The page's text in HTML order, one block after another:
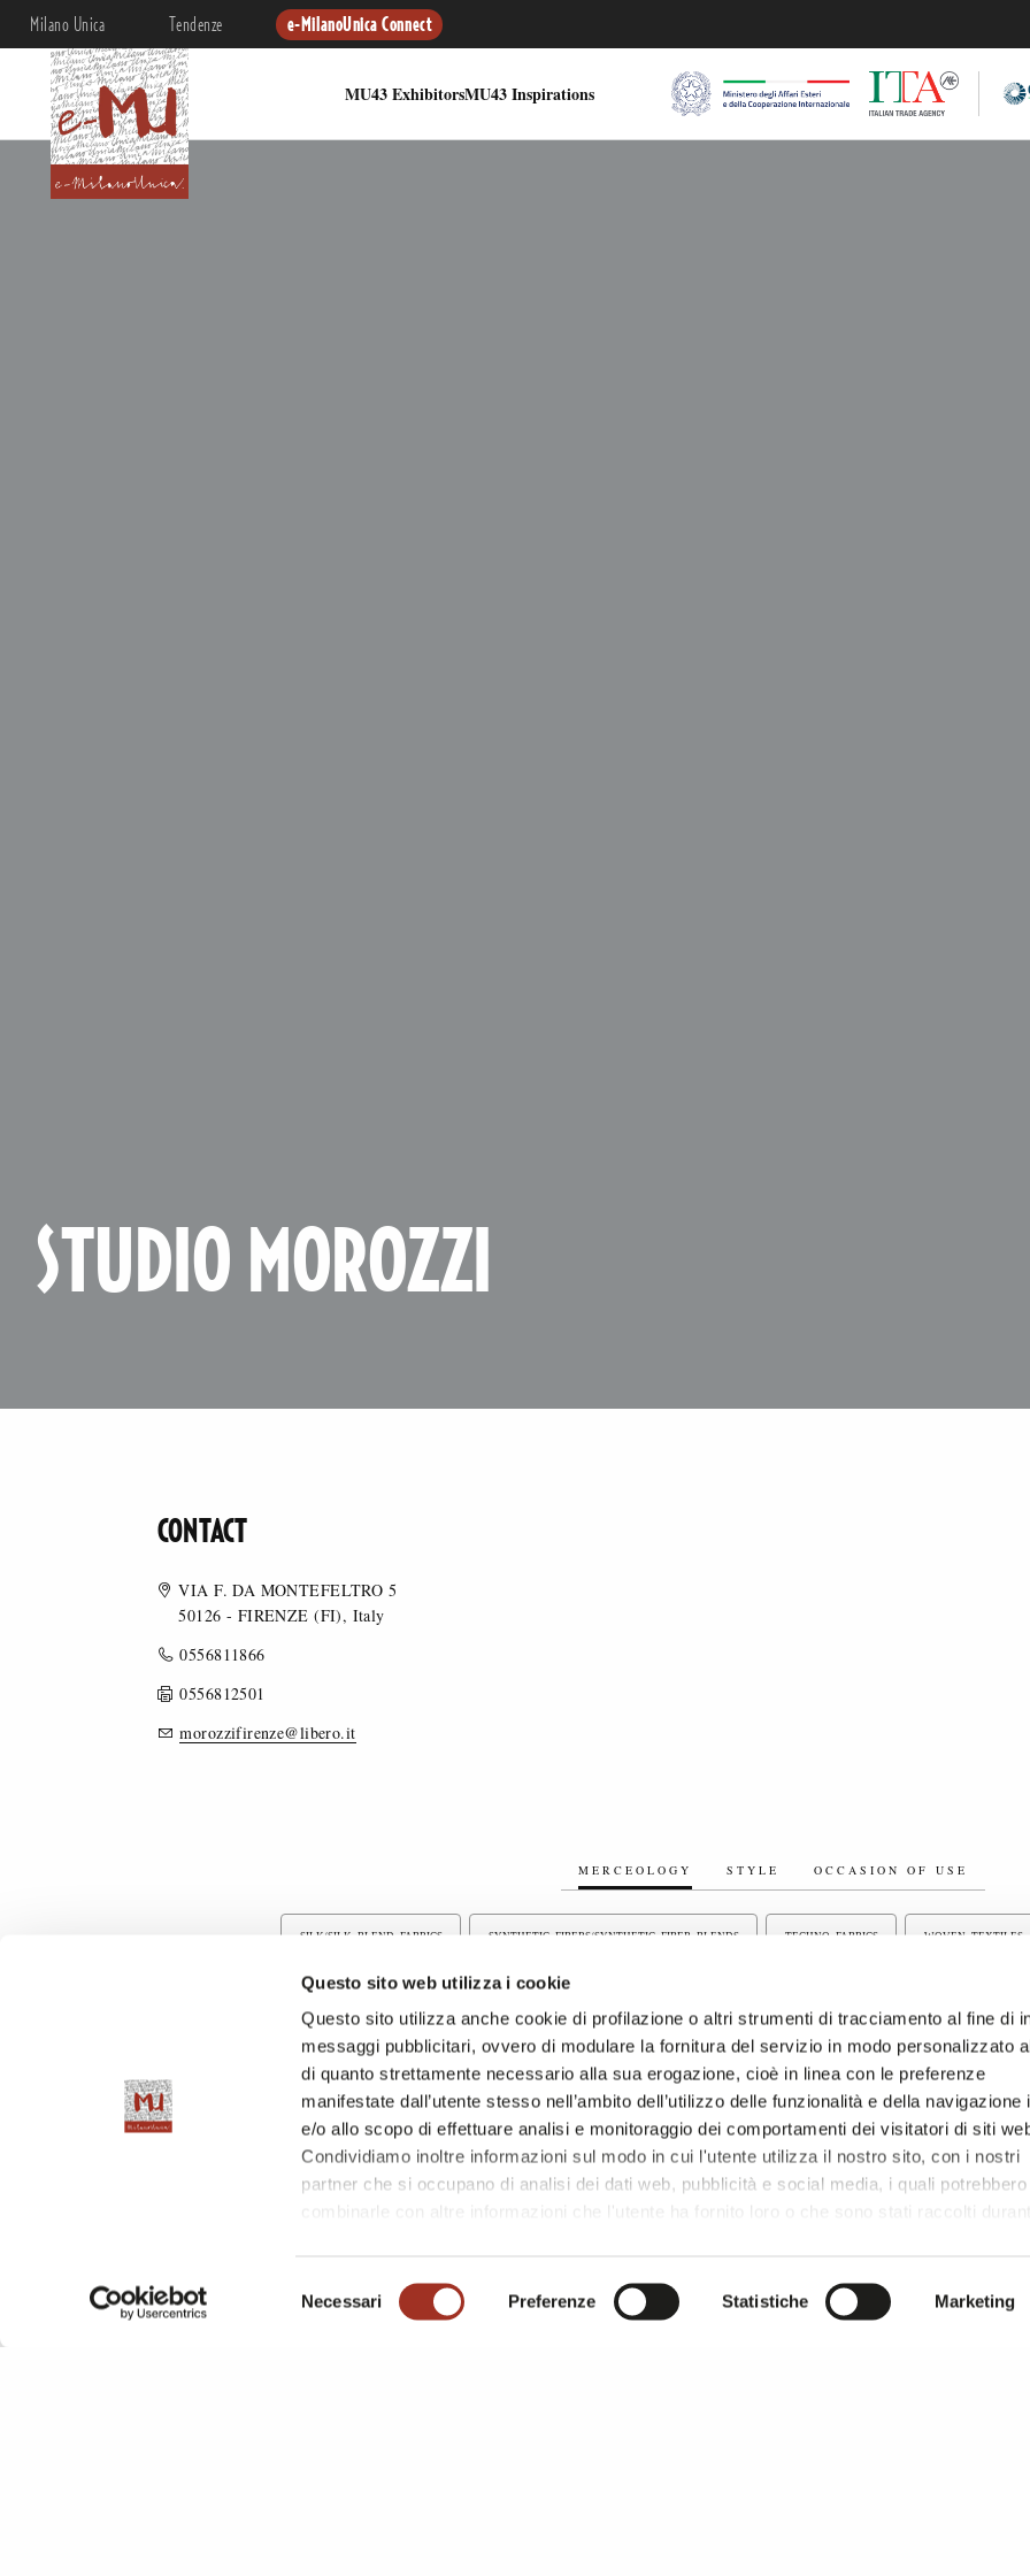
Questo sito web utilizza i cookie
Questo sito utilizza anche cookie di profilazione o altri strumenti di tracciamento al fine di
messaggi pubblicitari, ovvero di modulare la fornitura del servizio in modo personalizzato
di quanto strettamente necessario alla sua erogazione, cioè in linea con le preferenze
manifestate dall’utente stesso nell’ambito dell’utilizzo delle funzionalità e della navigazione
e/o allo scopo di effettuare analisi e monitoraggio dei comportamenti dei visitatori di siti
Condividiamo inoltre informazioni sul modo in cui l'utente utilizza il nostro sito, con i nostri
partner che si occupano di analisi dei dati web, pubblicità e social media, i quali potrebbero
combinarle con altre informazioni che l'utente ha fornito loro o che sono stati raccolti
questa pagina è possibile consultare l'
Informativa Privacy.
del
Necessari Preferenze Statistiche Marketing
Milano Unica Tendenze e-MilanoUnica Connect
MU43 ExhibitorsMU43 Inspirations
STUDIO MOROZZI
CONTACT
VIA F. DA MONTEFELTRO 5
50126 - FIRENZE (FI), Italy
0556811866
0556812501
morozzifirenze@libero.it
MERCEOLOGY STYLE OCCASION OF USE
SILK/SILK BLEND FABRICS SYNTHETIC FIBERS/SYNTHETIC FIBER BLENDS TECHNO FABRICS WOVEN TEXTILES
COTTON/COTTON BLEND FABRICS LINING
PIECE DYED FABRICS TIE FABRICS YARN DYED FABRICS BLEACHED FABRICS